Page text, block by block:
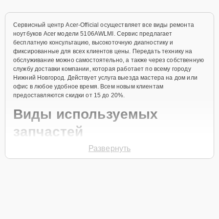
Сервисный центр Acer-Official осуществляет все виды ремонта
ноутбуков Acer модели 5106AWLMI. Сервис предлагает
бесплатную консультацию, высокоточную диагностику и
фиксированные для всех клиентов цены. Передать технику на
обслуживание можно самостоятельно, а также через собственную
службу доставки компании, которая работает по всему городу
Нижний Новгород. Действует услуга выезда мастера на дом или
офис в любое удобное время. Всем новым клиентам
предоставляются скидки от 15 до 20%.
Виды используемых
запчастей
Для ремонта ноутбука модели 5106AWLMI предлагаются как
Развернуть